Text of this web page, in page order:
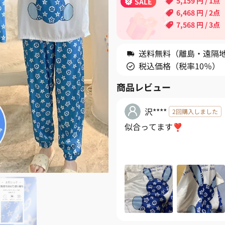
6,468 円 / 2点
7,568 円 / 3点
送料無料（離島・遠隔
税込価格（税率10％）
商品レビュー
沢**** 2回購入しました
似合ってます❣️